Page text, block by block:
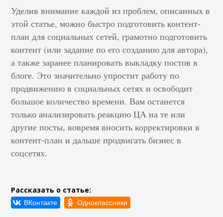
Уделив внимание каждой из проблем, описанных в
этой статье, можно быстро подготовить контент-
план для социальных сетей, грамотно подготовить
контент (или задание по его созданию для автора),
а также заранее планировать выкладку постов в
блоге. Это значительно упростит работу по
продвижению в социальных сетях и освободит
большое количество времени. Вам останется
только анализировать реакцию ЦА на те или
другие посты, вовремя вносить корректировки в
контент-план и дальше продвигать бизнес в
соцсетях.
Рассказать о статье: